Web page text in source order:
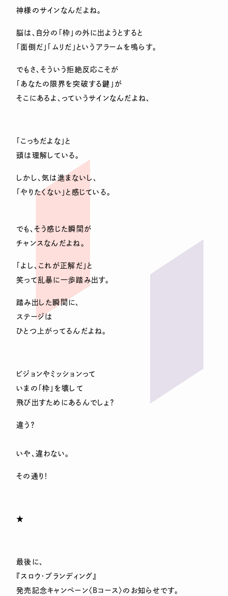
神様のサインなんだよね。
脳は、自分の「枠」の外に出ようとすると
「面倒だ」「ムリだ」というアラームを鳴らす。
でもさ、そういう拒絶反応こそが
「あなたの限界を突破する鍵」が
そこにあるよ、っていうサインなんだよね、
「こっちだよな」と
頭は理解している。
しかし、気は進まないし、
「やりたくない」と感じている。
でも、そう感じた瞬間が
チャンスなんだよね。
「よし、これが正解だ」と
笑って乱暴に一歩踏み出す。
踏み出した瞬間に、
ステージは
ひとつ上がってるんだよね。
ビジョンやミッションって
いまの「枠」を壊して
飛び出すためにあるんでしょ？
違う？
いや、違わない。
その通り！
★
最後に、
『スロウ・ブランディング』
発売記念キャンペーン〈Bコース〉のお知らせです。